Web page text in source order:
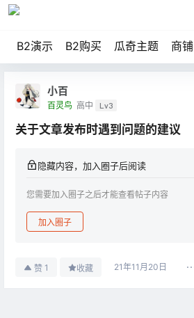
B2演示 B2购买 瓜奇主题 商铺
小百
百灵鸟 高中 Lv3
关于文章发布时遇到问题的建议
隐藏内容，加入圈子后阅读
您需要加入圈子之后才能查看帖子内容
加入圈子
赞 1 收藏 21年11月20日